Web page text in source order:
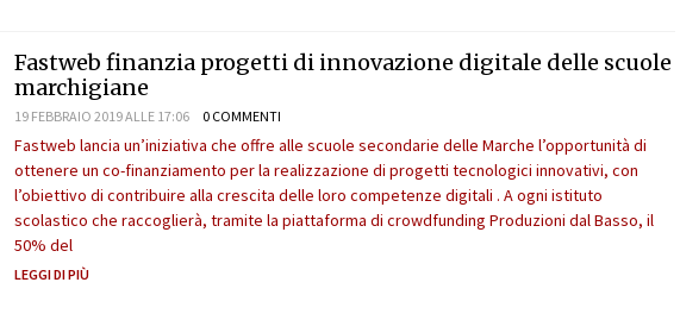
Fastweb finanzia progetti di innovazione digitale delle scuole
marchigiane
19 FEBBRAIO 2019 ALLE 17:06 0 COMMENTI
Fastweb lancia un’iniziativa che offre alle scuole secondarie delle Marche l’opportunità di
ottenere un co-finanziamento per la realizzazione di progetti tecnologici innovativi, con
l’obiettivo di contribuire alla crescita delle loro competenze digitali . A ogni istituto
scolastico che raccoglierà, tramite la piattaforma di crowdfunding Produzioni dal Basso, il
50% del
LEGGI DI PIÙ